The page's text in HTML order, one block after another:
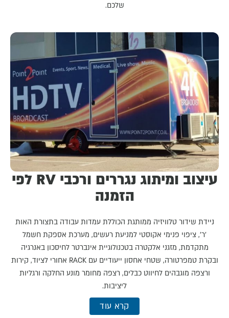
שלכם.
עיצוב ומיתוג נגררים ורכבי RV לפי
הזמנה
ניידת שידור טלוויזיה ממותגת הכוללת עמדות עבודה בתצורת האות
'ר', ציפוי פנימי אקוסטי למניעת רעשים, מערכת אספקת חשמל
מתקדמת, מזגני אלקטרה בטכנולוגיית אינברטר לחיסכון באנרגיה
ובקרת טמפרטורה, שטחי אחסון ייעודיים עם RACK אחורי לציוד, קירות
ורצפה מוגבהים לחיווט כבלים, רצפה מחומר מונע החלקה ורגליות
ליציבות.
קרא עוד